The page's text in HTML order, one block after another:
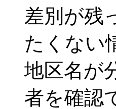
差別が残
たくない
地区名が
者を確認